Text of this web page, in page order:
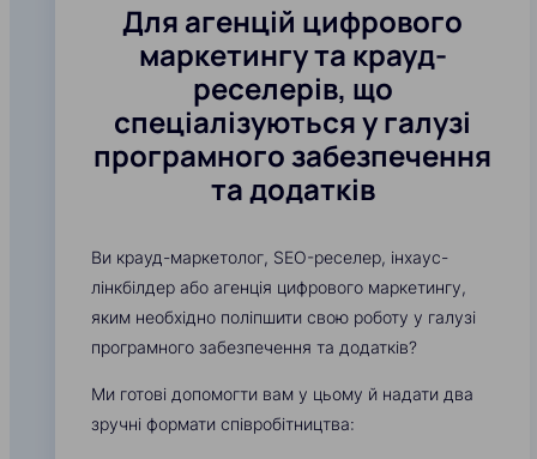
Для агенцій цифрового
маркетингу та крауд-
реселерів, що
спеціалізуються у галузі
програмного забезпечення
та додатків
Ви крауд-маркетолог, SEO-реселер, інхаус-
лінкбілдер або агенція цифрового маркетингу,
яким необхідно поліпшити свою роботу у галузі
програмного забезпечення та додатків?
Ми готові допомогти вам у цьому й надати два
зручні формати співробітництва: